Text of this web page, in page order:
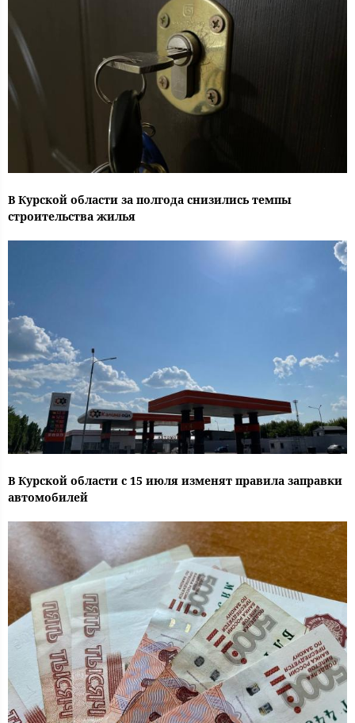
В Курской области за полгода снизились темпы
строительства жилья
В Курской области с 15 июля изменят правила заправки
автомобилей